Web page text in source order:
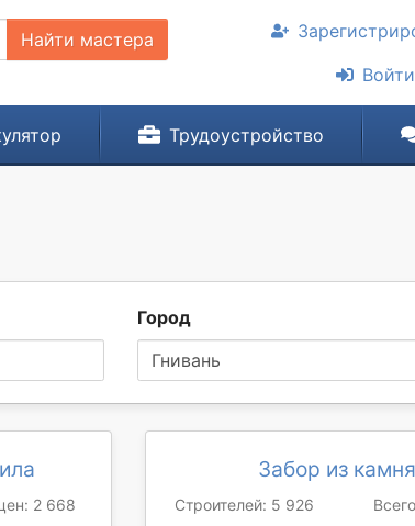
Найти мастера
Войти
Трудоустройство
Город
Гнивань
2 668
Забор из камня
Строителей: 5 926